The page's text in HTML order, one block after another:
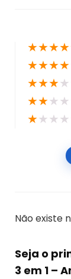
★★★★
★★★★
★★★★
★★★★
★★★★
Não existe
Seja o
3 em 1 –